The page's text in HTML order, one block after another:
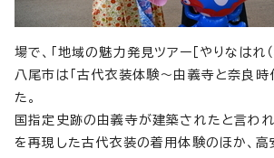
場で、「地域の魅力発見ツアー［やりなはれ（
八尾市は「古代衣装体験～由義寺と奈良時
た。
国指定史跡の由義寺が建築されたと言わ
を再現した古代衣装の着用体験のほか、